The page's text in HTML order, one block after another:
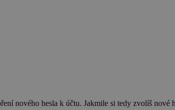
nového hesla k účtu. Jakmile si tedy zvolíš nové